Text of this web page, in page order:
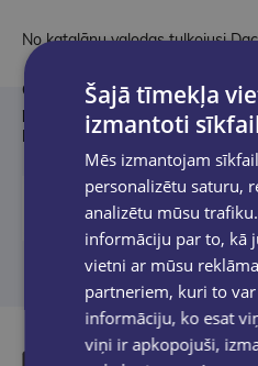
No katalāņu valodas tulkojusi
Grāmata izdošanu līdzfinansē
programma “Radošā Eiropa”.
Republikas Kultūras ministrijas
Šajā tīmekļa
izmantoti
Mēs izmantojam
personalizētu saturu,
analizētu mūsu
informāciju par to, kā
vietni ar mūsu
partneriem, kuri to
informāciju, ko esat
viņi ir apkopojuši,